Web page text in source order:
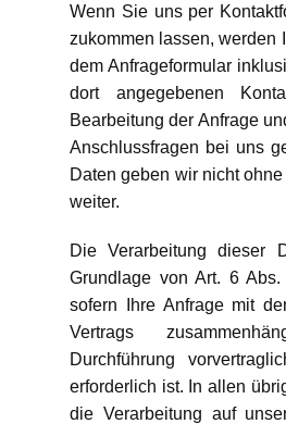
Wenn Sie uns per
zukommen lassen, werden
dem Anfrageformular
dort angegebenen
Bearbeitung der Anfrage
Anschlussfragen bei uns
Daten geben wir nicht
weiter.
Die Verarbeitung dieser
Grundlage von Art. 6
sofern Ihre Anfrage mit
Vertrags
Durchführung
erforderlich ist. In allen
die Verarbeitung auf